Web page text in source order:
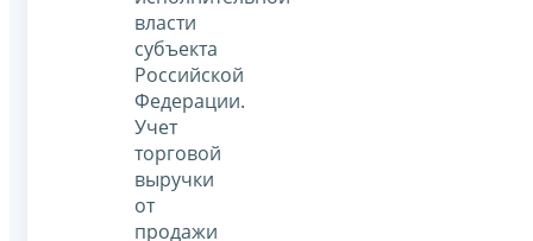
власти
субъекта
Российской
Федерации.
Учет
торговой
выручки
от
продажи